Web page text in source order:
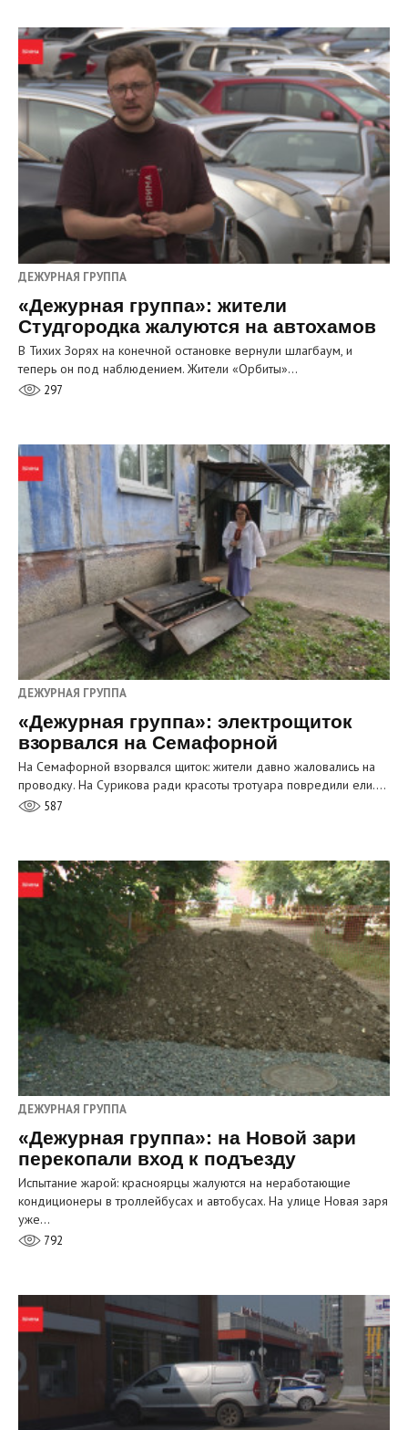
ДЕЖУРНАЯ ГРУППА
«Дежурная группа»: жители
Студгородка жалуются на автохамов
В Тихих Зорях на конечной остановке вернули шлагбаум, и
теперь он под наблюдением. Жители «Орбиты»…
297
ДЕЖУРНАЯ ГРУППА
«Дежурная группа»: электрощиток
взорвался на Семафорной
На Семафорной взорвался щиток: жители давно жаловались на
проводку. На Сурикова ради красоты тротуара повредили ели.…
587
ДЕЖУРНАЯ ГРУППА
«Дежурная группа»: на Новой зари
перекопали вход к подъезду
Испытание жарой: красноярцы жалуются на неработающие
кондиционеры в троллейбусах и автобусах. На улице Новая заря
уже…
792